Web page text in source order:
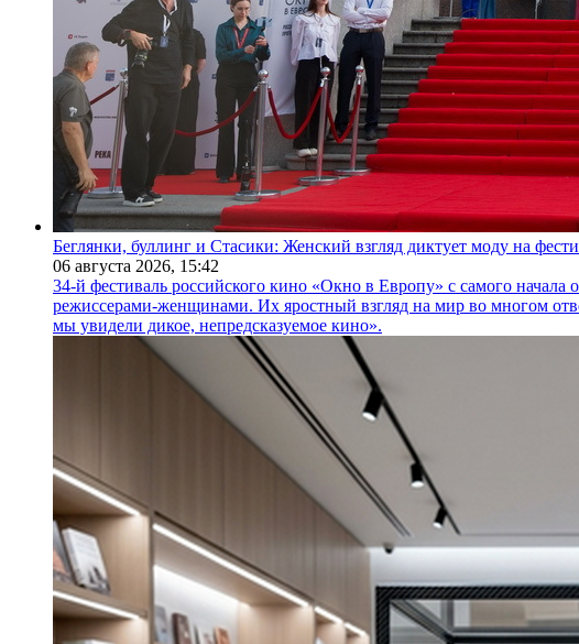
Беглянки, буллинг и Стасики: Женский взгляд диктует моду на
06 августа 2026, 15:42
34-й фестиваль российского кино «Окно в Европу» с самого
режиссерами-женщинами. Их яростный взгляд на мир во многом
мы увидели дикое, непредсказуемое кино».